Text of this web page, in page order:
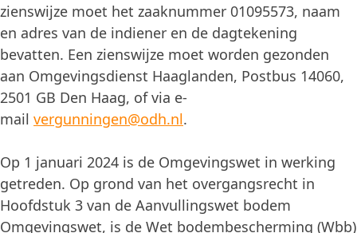
zienswijze moet het zaaknummer 01095573, naam
en adres van de indiener en de dagtekening
bevatten. Een zienswijze moet worden gezonden
aan Omgevingsdienst Haaglanden, Postbus 14060,
2501 GB Den Haag, of via e-
mail vergunningen@odh.nl.
Op 1 januari 2024 is de Omgevingswet in werking
getreden. Op grond van het overgangsrecht in
Hoofdstuk 3 van de Aanvullingswet bodem
Omgevingswet, is de Wet bodembescherming (Wbb)